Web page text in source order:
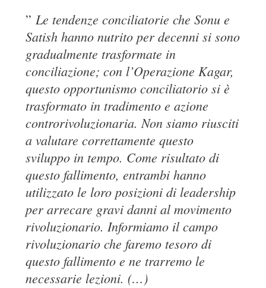
”Le tendenze conciliatorie che Sonu e
Satish hanno nutrito per decenni si sono
gradualmente trasformate in
conciliazione; con l’Operazione Kagar,
questo opportunismo conciliatorio si è
trasformato in tradimento e azione
controrivoluzionaria. Non siamo riusciti
a valutare correttamente questo
sviluppo in tempo. Come risultato di
questo fallimento, entrambi hanno
utilizzato le loro posizioni di leadership
per arrecare gravi danni al movimento
rivoluzionario. Informiamo il campo
rivoluzionario che faremo tesoro di
questo fallimento e ne trarremo le
necessarie lezioni. (…)